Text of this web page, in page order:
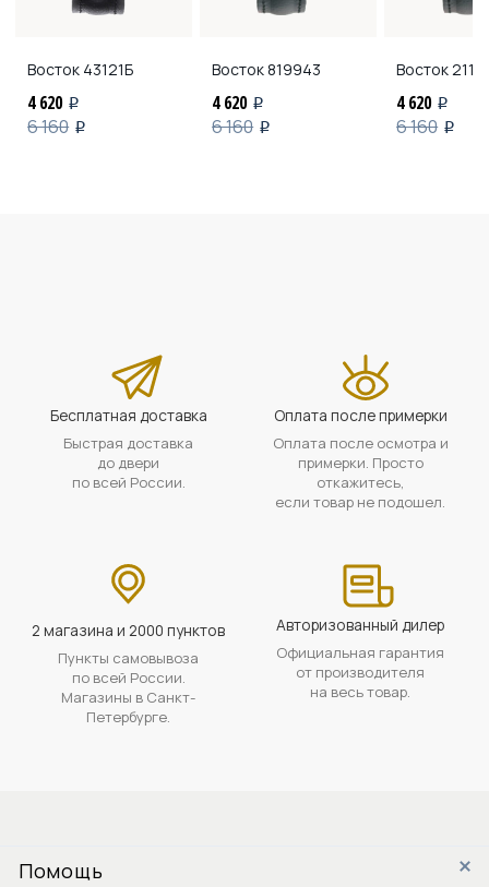
Восток 43121Б
4 620 i
6 160 i
Восток819943
4 620 i
6 160 i
Восток
4 620 i
6 160 i
Бесплатная доставка
Быстрая доставка
до двери
по всей России.
Оплата после примерки
Оплата после осмотра и
примерки. Просто
откажитесь,
если товар не подошел.
2 магазина и 2000 пунктов
Пункты самовывоза
по всей России.
Магазины в Санкт-
Петербурге.
Авторизованный дилер
Официальная гарантия
от производителя
на весь товар.
Помощь